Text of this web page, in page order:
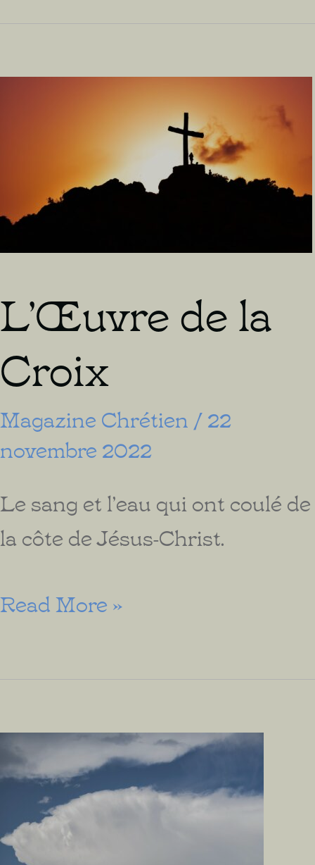
la
L’Œuvre de la
Croix
Magazine Chrétien /22
novembre 2022
Le sang et l’eau qui ont coulé de
la côte de Jésus-Christ.
L’Œuvre
Read More »